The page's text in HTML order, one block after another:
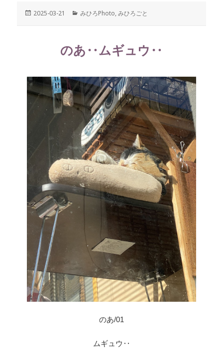
投
2025-03-21
カ
ー
みひろPhoto,みひろごと
のあ‥ムギュウ‥
のあ/01
ムギュウ‥